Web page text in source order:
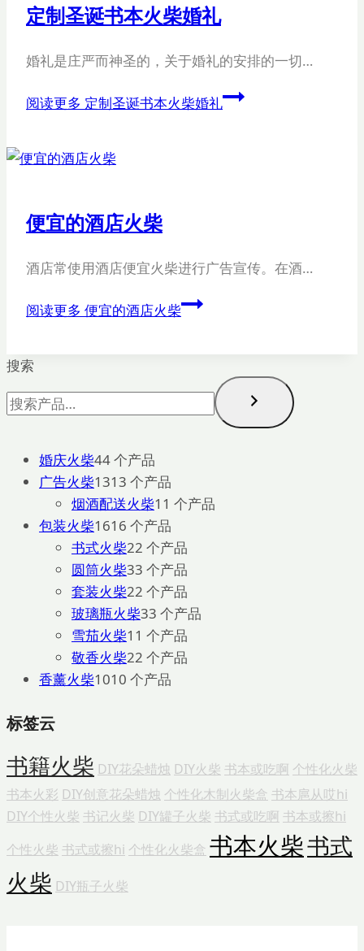
定制圣诞书本火柴婚礼
婚礼是庄严而神圣的，关于婚礼的安排的一切…
阅读更多 定制圣诞书本火柴婚礼
便宜的酒店火柴
酒店常使用酒店便宜火柴进行广告宣传。在酒…
阅读更多 便宜的酒店火柴
搜索
婚庆火柴44 个产品
广告火柴1313 个产品
烟酒配送火柴1 1 个产品
包装火柴1616 个产品
书式火柴22 个产品
圆筒火柴33 个产品
套装火柴22 个产品
玻璃瓶火柴33 个产品
雪茄火柴1 1 个产品
敬香火柴22 个产品
香薰火柴1010 个产品
标签云
书籍火柴 DIY花朵蜡烛 DIY火柴 书本或吃啊 个性化火柴
书本火彩 DIY创意花朵蜡烛 个性化木制火柴盒 书本扈从哎hi
DIY个性火柴 书记火柴 DIY罐子火柴 书式或吃啊 书本或擦hi
个性火柴 书式或擦hi 个性化火柴盒 书本火柴书式
火柴 DIY瓶子火柴